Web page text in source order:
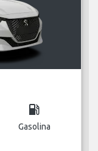
local_gas_station
Gasolina